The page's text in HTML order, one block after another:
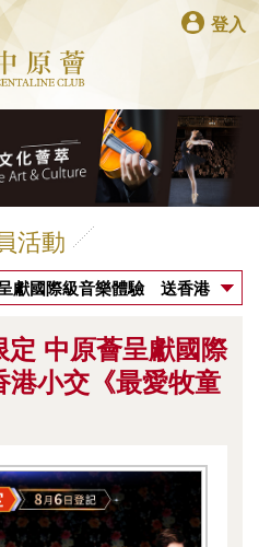
登入
活動
獻國際級音樂體驗 送香港
中原薈呈獻國際
小交《最愛牧童